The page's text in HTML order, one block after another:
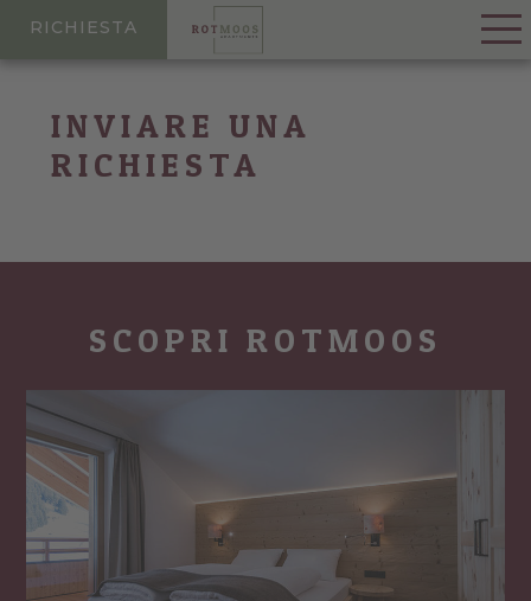
RICHIESTA
INVIARE UNA
RICHIESTA
SCOPRI ROTMOOS